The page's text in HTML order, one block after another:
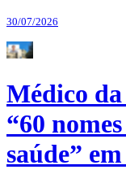
30/07/2026
Médico
“60
saúde”